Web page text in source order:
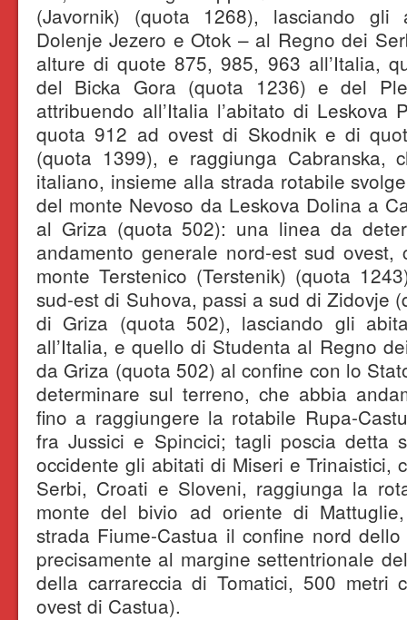
(Javornik) (quota 1268), lasciando
Dolenje Jezero e Otok – al Regno dei
alture di quote 875, 985, 963 all’Italia,
del Bicka Gora (quota 1236) e del
attribuendo all’Italia l’abitato di
quota 912 ad ovest di Skodnik e di
(quota 1399), e raggiunga Cabranska,
italiano, insieme alla strada rotabile
del monte Nevoso da Leskova Dolina a
al Griza (quota 502): una linea da
andamento generale nord-est sud
monte Terstenico (Terstenik) (quota
sud-est di Suhova, passi a sud di Zidovje
di Griza (quota 502), lasciando gli
all’Italia, e quello di Studenta al Regno
da Griza (quota 502) al confine con lo
determinare sul terreno, che abbia
fino a raggiungere la rotabile Rupa-
fra Jussici e Spincici; tagli poscia detta
occidente gli abitati di Miseri e Trinaistici,
Serbi, Croati e Sloveni, raggiunga la
monte del bivio ad oriente di
strada Fiume-Castua il confine nord
precisamente al margine settentrionale
della carrareccia di Tomatici, 500
ovest di Castua).